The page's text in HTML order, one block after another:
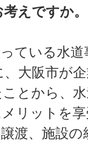
えですか。
っている水
大阪市が
とから、
リットを
渡、施設